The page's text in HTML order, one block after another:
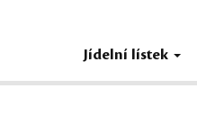
Jídelní lístek